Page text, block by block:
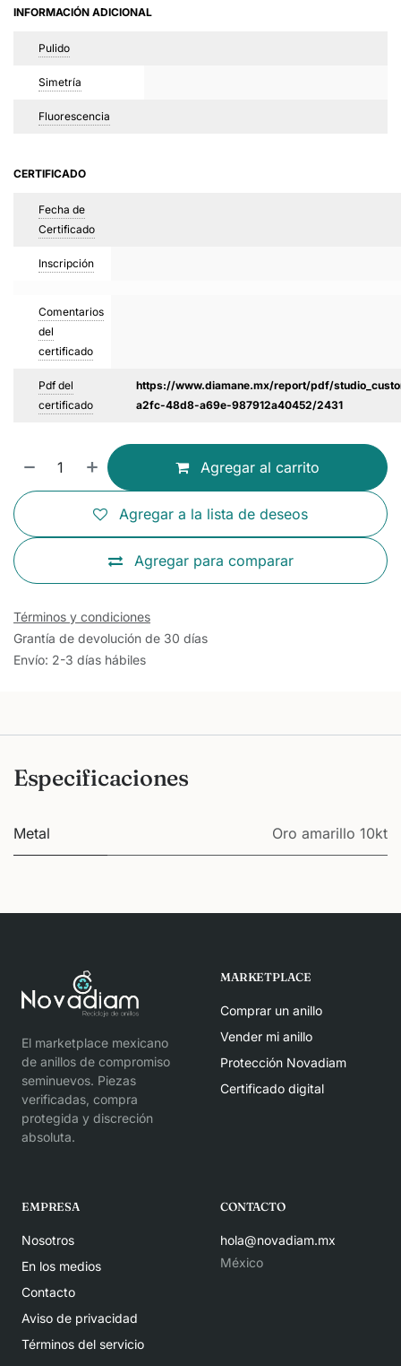
INFORMACIÓN ADICIONAL
Pulido
Simetría
Fluorescencia
CERTIFICADO
Fecha de
Certificado
Inscripción
Comentarios
del
certificado
Pdf del
certificado
https://www.diamane.mx/report/pdf/
a2fc-48d8-a69e-987912a40452/2431
Agregar al carrito
Agregar para comparar
Agregar a la lista de deseos
Términos y condiciones
Grantía de devolución de 30 días
Envío: 2-3 días hábiles
Especificaciones
Metal Oro amarillo 10kt
El marketplace mexicano
de anillos de compromiso
seminuevos. Piezas
verificadas, compra
protegida y discreción
absoluta.
MARKETPLACE
Comprar un anillo
Vender mi anillo
Protección Novadiam
Certificado digital
EMPRESA
Nosotros
En los medios
Contacto
Aviso de privacidad
Términos del servicio
CONTACTO
hola@novadiam.mx
México